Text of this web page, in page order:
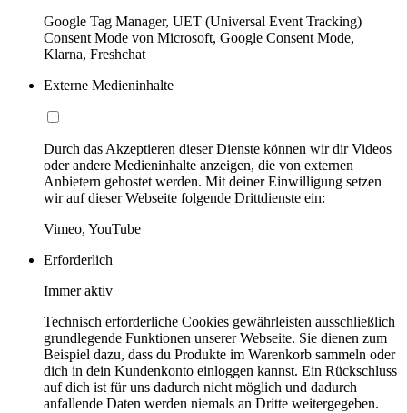
Google Tag Manager, UET (Universal Event Tracking)
Consent Mode von Microsoft, Google Consent Mode,
Klarna, Freshchat
Externe Medieninhalte
Durch das Akzeptieren dieser Dienste können wir dir Videos
oder andere Medieninhalte anzeigen, die von externen
Anbietern gehostet werden. Mit deiner Einwilligung setzen
wir auf dieser Webseite folgende Drittdienste ein:
Vimeo, YouTube
Erforderlich
Immer aktiv
Technisch erforderliche Cookies gewährleisten ausschließlich
grundlegende Funktionen unserer Webseite. Sie dienen zum
Beispiel dazu, dass du Produkte im Warenkorb sammeln oder
dich in dein Kundenkonto einloggen kannst. Ein Rückschluss
auf dich ist für uns dadurch nicht möglich und dadurch
anfallende Daten werden niemals an Dritte weitergegeben.